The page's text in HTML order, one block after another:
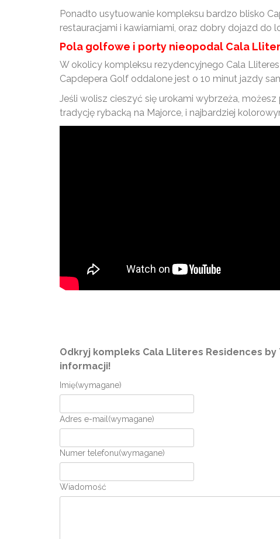
Ponadto usytuowanie kompleksu bardzo blisko
restauracjami i kawiarniami, oraz dobry dojazd
Pola golfowe i porty nieopodal Cala
W okolicy kompleksu rezydencyjnego Cala
Capdepera Golf oddalone jest o 10 minut jazdy
Jeśli wolisz cieszyć się urokami wybrzeża,
tradycję rybacką na Majorce, i najbardziej
Odkryj kompleks Cala Lliteres Residences by
informacji!
Imię(wymagane)
Adres e-mail(wymagane)
Numer telefonu(wymagane)
Wiadomość